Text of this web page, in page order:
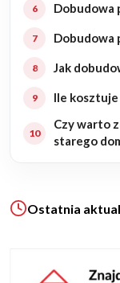
KALKULATOR
BLOG
KONAKT
ZAPISZ SIĘ
Dobudowa
Dobudowa
Jak
Ile
Czy warto
starego
Ostatnia